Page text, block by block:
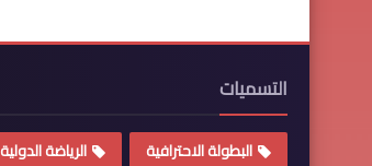
التسميات
البطولة الاحترافية الرياضة الدولية